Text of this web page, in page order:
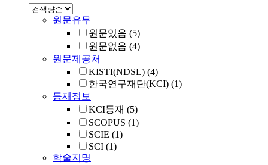
원문유무
원문있음 (5)
원문없음 (4)
원문제공처
KISTI(NDSL) (4)
한국연구재단(KCI) (1)
등재정보
KCI등재 (5)
SCOPUS (1)
SCIE (1)
SCI (1)
학술지명